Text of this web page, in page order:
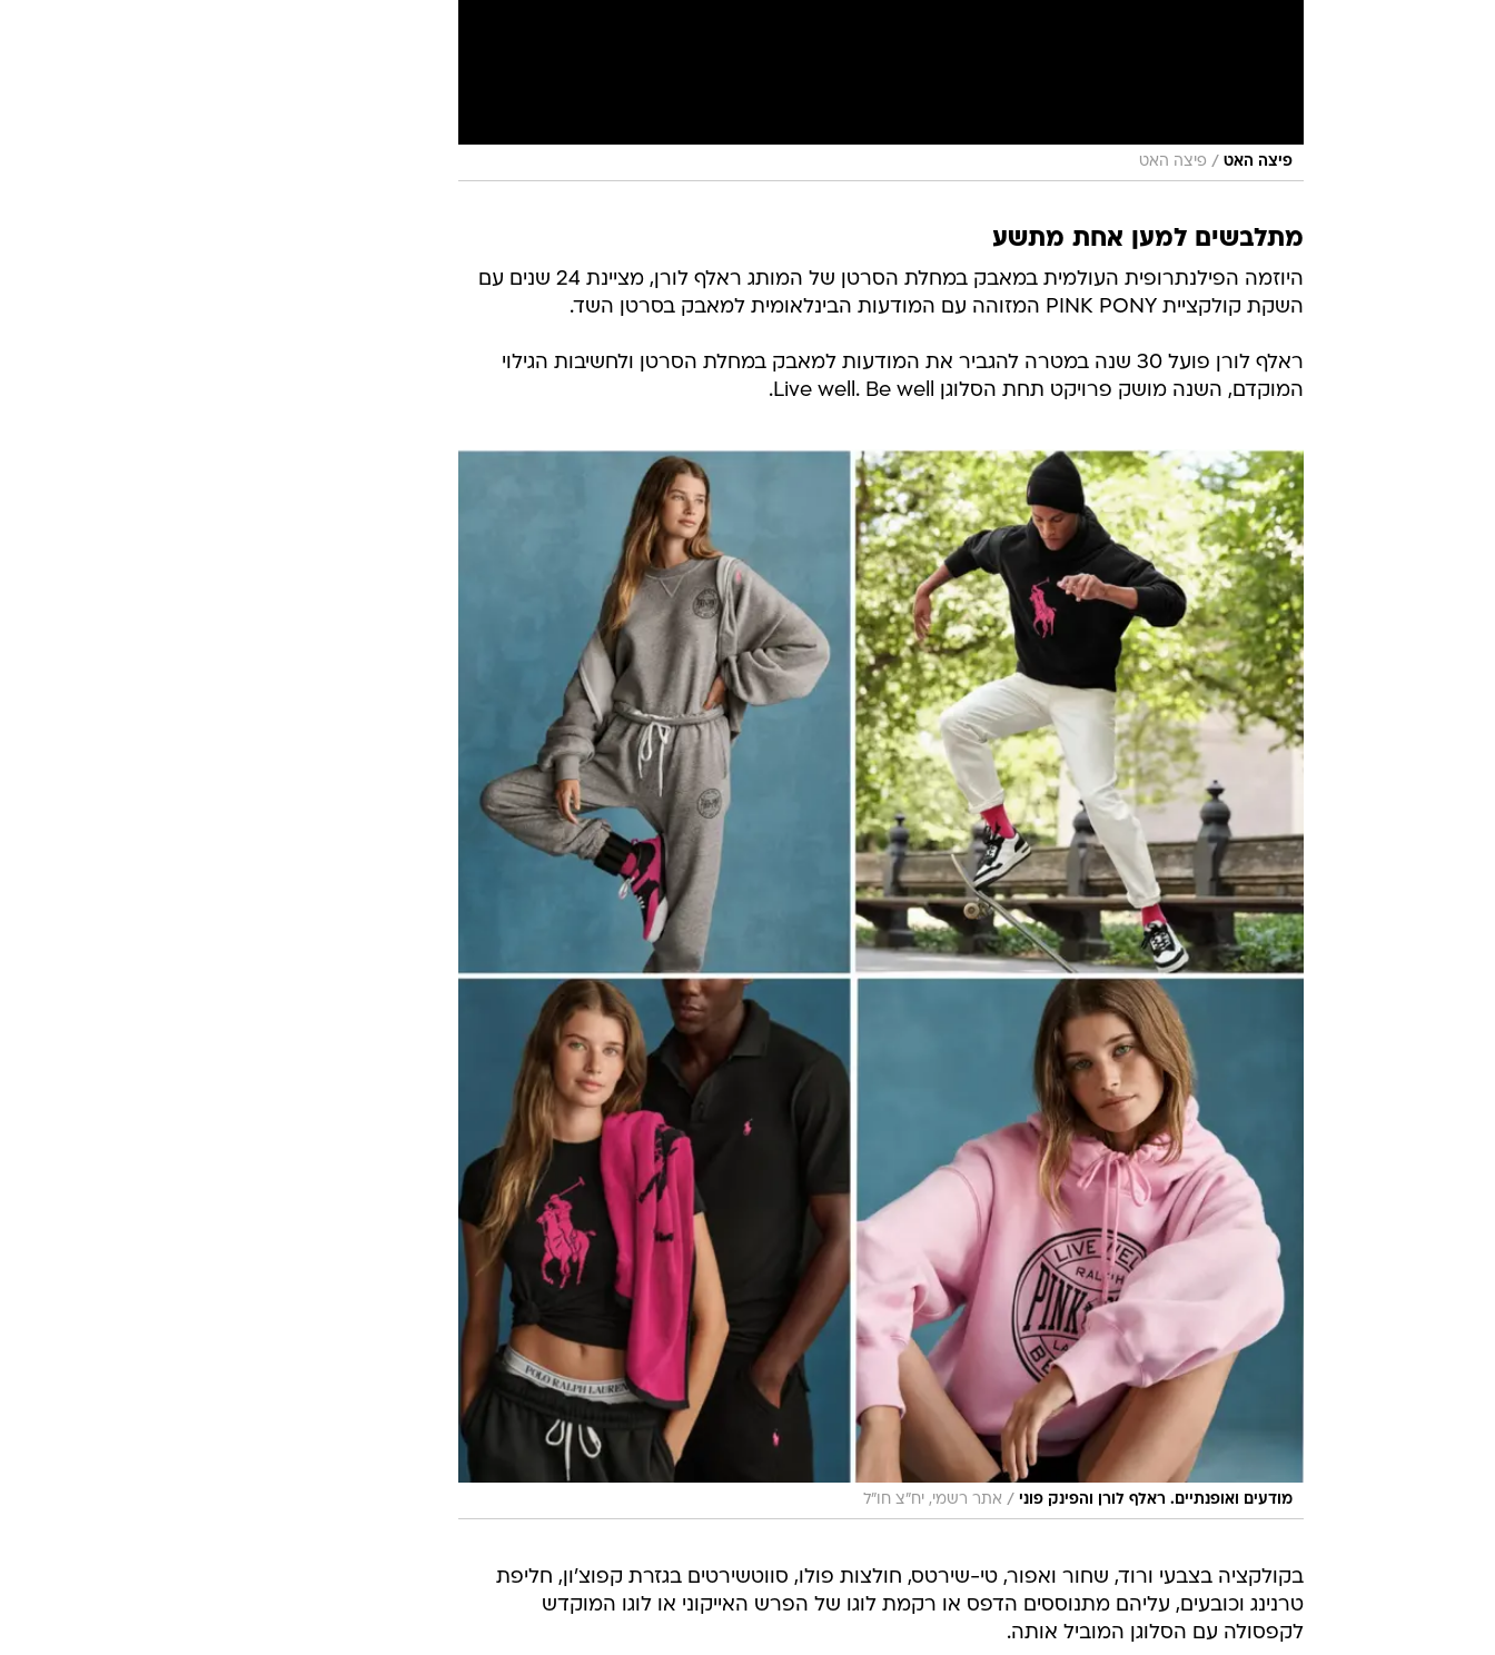
פיצה האט / פיצה האט
מתלבשים למען אחת מתשע
היוזמה הפילנתרופית העולמית במאבק במחלת הסרטן של המותג ראלף לורן, מציינת 24 שנים עם
השקת קולקציית PINK PONY המזוהה עם המודעות הבינלאומית למאבק בסרטן השד.
ראלף לורן פועל 30 שנה במטרה להגביר את המודעות למאבק במחלת הסרטן ולחשיבות הגילוי
המוקדם, השנה מושק פרויקט תחת הסלוגן Live well. Be well.
מודעים ואופנתיים. ראלף לורן והפינק פוני / אתר רשמי, יח"צ חו"ל
בקולקציה בצבעי ורוד, שחור ואפור, טי-שירטס, חולצות פולו, סווטשירטים בגזרת קפוצ'ון, חליפת
טרנינג וכובעים, עליהם מתנוססים הדפס או רקמת לוגו של הפרש האייקוני או לוגו המוקדש
לקפסולה עם הסלוגן המוביל אותה.